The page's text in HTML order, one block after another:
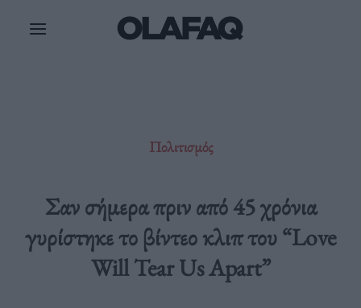
Πολιτισμός
Σαν σήμερα πριν από 45 χρόνια
γυρίστηκε το βίντεο κλιπ του “Love
Will Tear Us Apart”